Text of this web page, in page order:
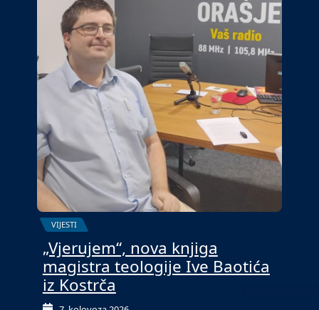
VIJESTI
„Vjerujem“, nova knjiga
magistra teologije Ive Baotića
iz Kostrča